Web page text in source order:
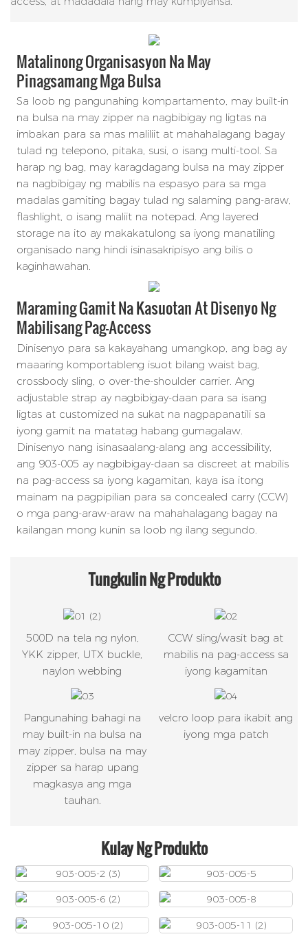
Matalinong Organisasyon Na May
Pinagsamang Mga Bulsa
Sa loob ng pangunahing kompartamento, may built-in
na bulsa na may zipper na nagbibigay ng ligtas na
imbakan para sa mas maliliit at mahahalagang bagay
tulad ng telepono, pitaka, susi, o isang multi-tool. Sa
harap ng bag, may karagdagang bulsa na may zipper
na nagbibigay ng mabilis na espasyo para sa mga
madalas gamiting bagay tulad ng salaming pang-araw,
flashlight, o isang maliit na notepad. Ang layered
storage na ito ay makakatulong sa iyong manatiling
organisado nang hindi isinasakripisyo ang bilis o
kaginhawahan.
Maraming Gamit Na Kasuotan At Disenyo Ng
Mabilisang Pag-Access
Dinisenyo para sa kakayahang umangkop, ang bag ay
maaaring komportableng isuot bilang waist bag,
crossbody sling, o over-the-shoulder carrier. Ang
adjustable strap ay nagbibigay-daan para sa isang
ligtas at customized na sukat na nagpapanatili sa
iyong gamit na matatag habang gumagalaw.
Dinisenyo nang isinasaalang-alang ang accessibility,
ang 903-005 ay nagbibigay-daan sa discreet at mabilis
na pag-access sa iyong kagamitan, kaya isa itong
mainam na pagpipilian para sa concealed carry (CCW)
o mga pang-araw-araw na mahahalagang bagay na
kailangan mong kunin sa loob ng ilang segundo.
Tungkulin NgProdukto
500D na tela ng nylon,
YKK zipper, UTX buckle,
naylon webbing
CCW sling/wasit bag at
mabilis na pag-access sa
iyong kagamitan
Pangunahing bahagi na
may built-in na bulsa na
may zipper, bulsa na may
zipper sa harap upang
magkasya ang mga
tauhan.
velcro loop para ikabit ang
iyong mga patch
Kulay Ng Produkto